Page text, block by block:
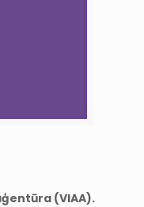
(VIAA).